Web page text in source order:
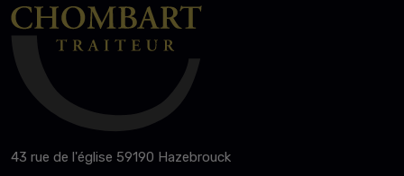
43 rue de l'église 59190 Hazebrouck